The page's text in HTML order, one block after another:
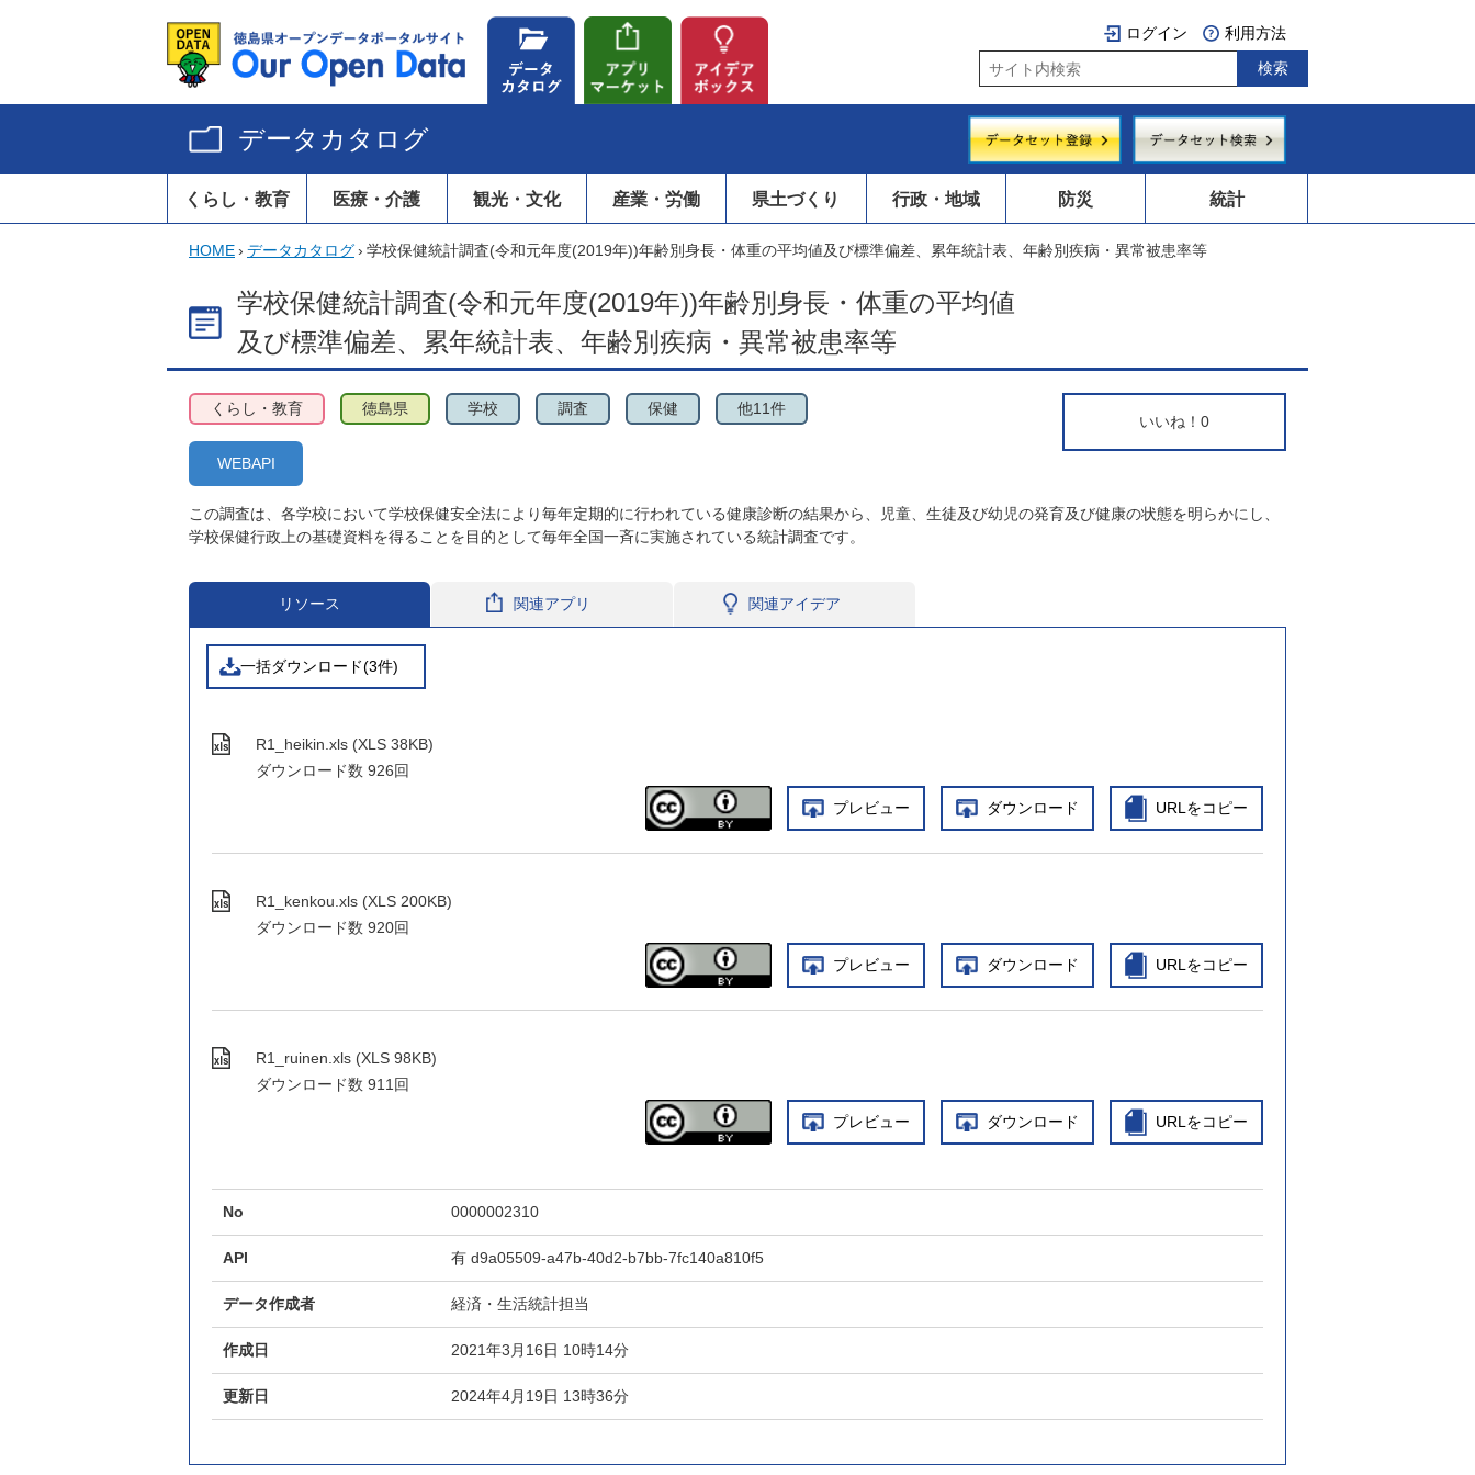
ログイン 利用方法
データカタログ
くらし・教育 医療・介護 観光・文化 産業・労働 県土づくり 行政・地域 防災 統計
HOME› データカタログ› 学校保健統計調査(令和元年度(2019年))年齢別身長・体重の平均値及び標準偏差、累年統計表、年齢別疾病・異常被患率等
学校保健統計調査(令和元年度(2019年))年齢別身長・体重の平均値
及び標準偏差、累年統計表、年齢別疾病・異常被患率等
いいね！ 0
くらし・教育 徳島県 学校 調査 保健 他11件
WEBAPI
この調査は、各学校において学校保健安全法により毎年定期的に行われている健康診断の結果から、児童、生徒及び幼児の発育及び健康の状態を明らかにし、
学校保健行政上の基礎資料を得ることを目的として毎年全国一斉に実施されている統計調査です。
リソース 関連アプリ 関連アイデア
一括ダウンロード(3件)
R1_heikin.xls (XLS 38KB)
ダウンロード数 926回
プレビュー ダウンロード URLをコピー
R1_kenkou.xls (XLS 200KB)
ダウンロード数 920回
プレビュー ダウンロード URLをコピー
R1_ruinen.xls (XLS 98KB)
ダウンロード数 911回
プレビュー ダウンロード URLをコピー
No 0000002310
API 有 d9a05509-a47b-40d2-b7bb-7fc140a810f5
データ作成者 経済・生活統計担当
作成日 2021年3月16日 10時14分
更新日 2024年4月19日 13時36分